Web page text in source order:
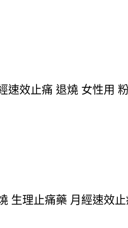
速效止痛 退燒 女性用
生理止痛藥 月經速效